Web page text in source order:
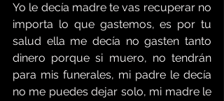
Yo le decía madre te vas recuperar no
importa lo que gastemos, es por tu
salud ella me decía no gasten tanto
dinero porque si muero, no tendrán
para mis funerales, mi padre le decía
no me puedes dejar solo, mi madre le